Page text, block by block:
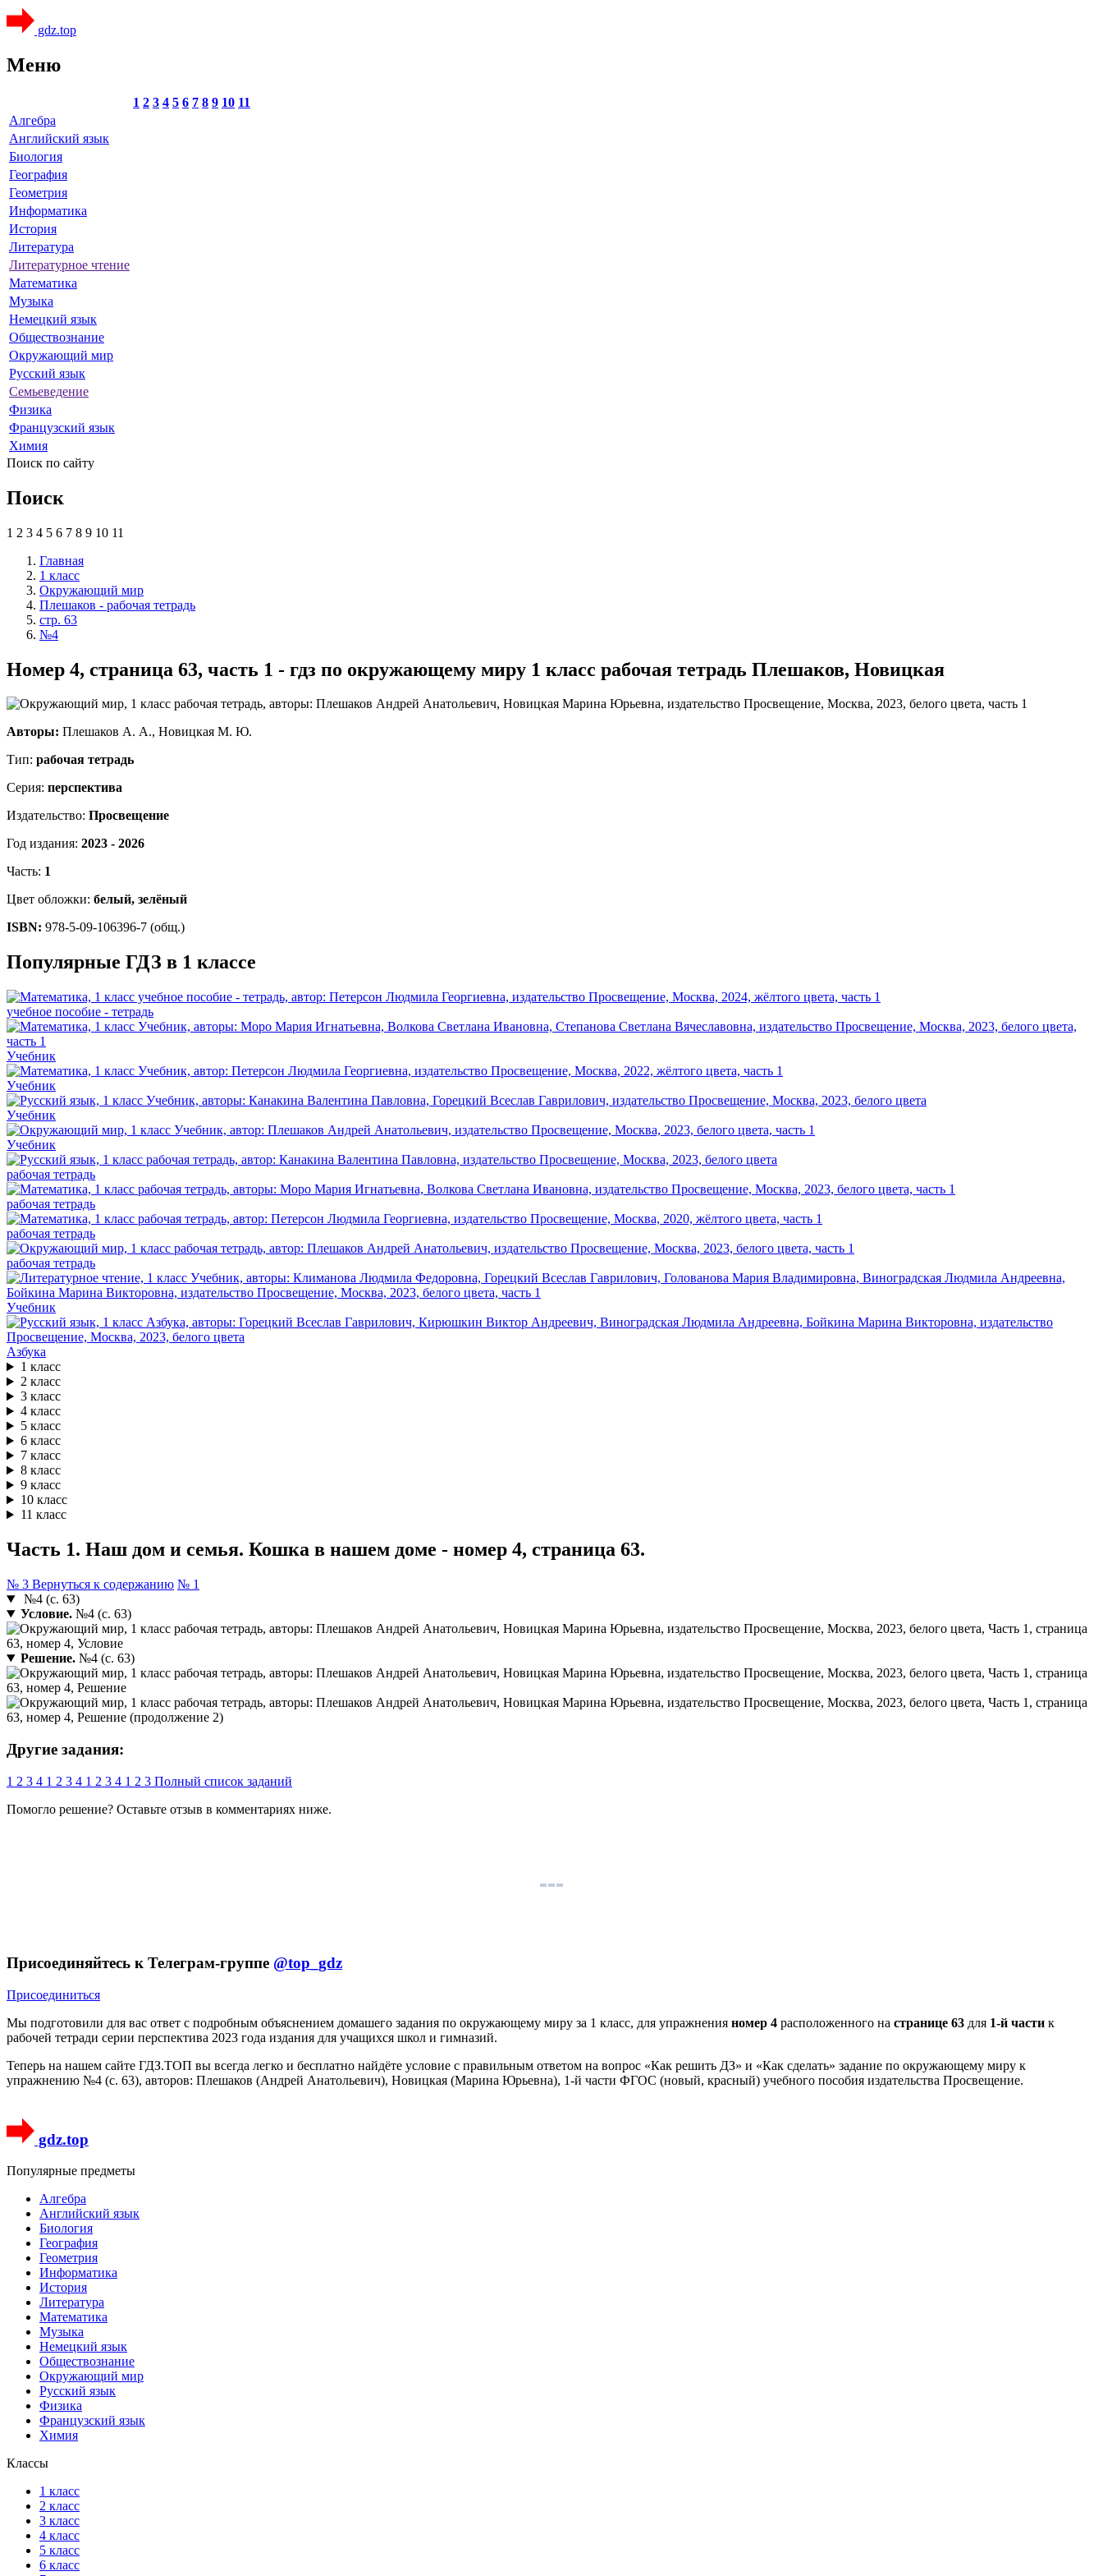
gdz.top
Меню
1 2 3 4 5 6 7 8 9 10 11
Алгебра
Английский язык
Биология
География
Геометрия
Информатика
История
Литература
Литературное чтение
Математика
Музыка
Немецкий язык
Обществознание
Окружающий мир
Русский язык
Семьеведение
Физика
Французский язык
Химия
Поиск по сайту
Поиск
1 2 3 4 5 6 7 8 9 10 11
Главная
1 класс
Окружающий мир
Плешаков - рабочая тетрадь
стр. 63
№4
Номер 4, страница 63, часть 1 - гдз по окружающему миру 1 класс рабочая тетрадь Плешаков, Новицкая
Авторы: Плешаков А. А., Новицкая М. Ю.
Тип: рабочая тетрадь
Серия: перспектива
Издательство: Просвещение
Год издания: 2023 - 2026
Часть: 1
Цвет обложки: белый, зелёный
ISBN: 978-5-09-106396-7 (общ.)
Популярные ГДЗ в 1 классе
учебное пособие - тетрадь
Учебник
Учебник
Учебник
Учебник
рабочая тетрадь
рабочая тетрадь
рабочая тетрадь
рабочая тетрадь
Учебник
Азбука
1 класс
2 класс
3 класс
4 класс
5 класс
6 класс
7 класс
8 класс
9 класс
10 класс
11 класс
Часть 1. Наш дом и семья. Кошка в нашем доме - номер 4, страница 63.
№ 3 Вернуться к содержанию № 1
№4 (с. 63)
Условие.№4 (с. 63)
Решение.№4 (с. 63)
Другие задания:
1 2 3 4 1 2 3 4 1 2 3 4 1 2 3 Полный список заданий
Помогло решение? Оставьте отзыв в комментариях ниже.
Присоединяйтесь к Телеграм-группе @top_gdz
Присоединиться
Мы подготовили для вас ответ c подробным объяснением домашего задания по окружающему миру за 1 класс, для упражнения номер 4 расположенного на странице 63 для 1-й части к
рабочей тетради серии перспектива 2023 года издания для учащихся школ и гимназий.
Теперь на нашем сайте ГДЗ.ТОП вы всегда легко и бесплатно найдёте условие с правильным ответом на вопрос «Как решить ДЗ» и «Как сделать» задание по окружающему миру к
упражнению №4 (с. 63), авторов: Плешаков (Андрей Анатольевич), Новицкая (Марина Юрьевна), 1-й части ФГОС (новый, красный) учебного пособия издательства Просвещение.
gdz.top
Популярные предметы
Алгебра
Английский язык
Биология
География
Геометрия
Информатика
История
Литература
Математика
Музыка
Немецкий язык
Обществознание
Окружающий мир
Русский язык
Физика
Французский язык
Химия
Классы
1 класс
2 класс
3 класс
4 класс
5 класс
6 класс